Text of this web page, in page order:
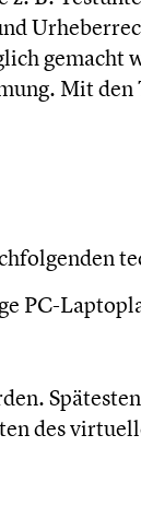
gemacht
Mit den
PC-
des